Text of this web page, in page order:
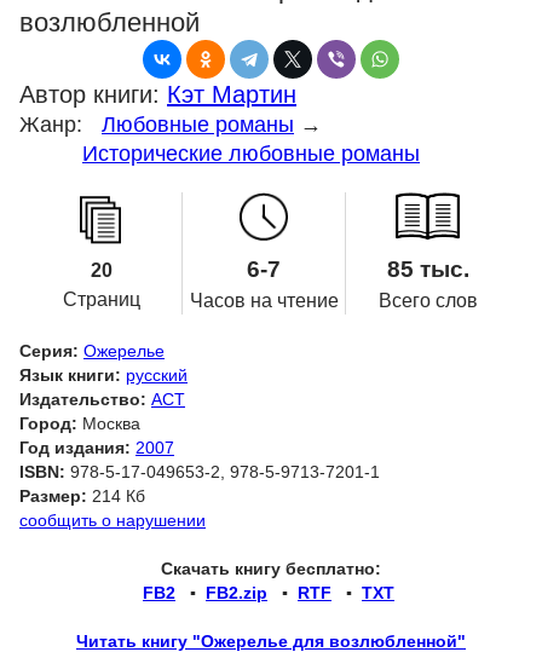
возлюбленной
Автор книги: Кэт Мартин
Жанр: Любовные романы →
Исторические любовные романы
20
Страниц
6-7
Часов на чтение
85 тыс.
Всего слов
Серия: Ожерелье
Язык книги: русский
Издательство: АСТ
Город: Москва
Год издания: 2007
ISBN: 978-5-17-049653-2, 978-5-9713-7201-1
Размер: 214 Кб
сообщить о нарушении
Скачать книгу бесплатно:
FB2 ▪ FB2.zip ▪ RTF ▪ TXT
Читать книгу "Ожерелье для возлюбленной"